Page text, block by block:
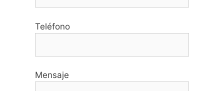
Teléfono
Mensaje